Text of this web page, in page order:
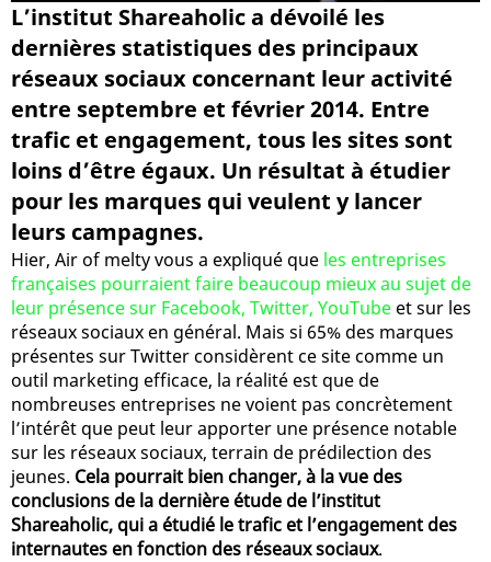
L’institut Shareaholic a dévoilé les
dernières statistiques des principaux
réseaux sociaux concernant leur activité
entre septembre et février 2014. Entre
trafic et engagement, tous les sites sont
loins d’être égaux. Un résultat à étudier
pour les marques qui veulent y lancer
leurs campagnes.
Hier, Air of melty vous a expliqué que les entreprises
françaises pourraient faire beaucoup mieux au sujet de
leur présence sur Facebook, Twitter, YouTube et sur les
réseaux sociaux en général. Mais si 65% des marques
présentes sur Twitter considèrent ce site comme un
outil marketing efficace, la réalité est que de
nombreuses entreprises ne voient pas concrètement
l’intérêt que peut leur apporter une présence notable
sur les réseaux sociaux, terrain de prédilection des
jeunes. Cela pourrait bien changer, à la vue des
conclusions de la dernière étude de l’institut
Shareaholic, qui a étudié le trafic et l’engagement des
internautes en fonction des réseaux sociaux.